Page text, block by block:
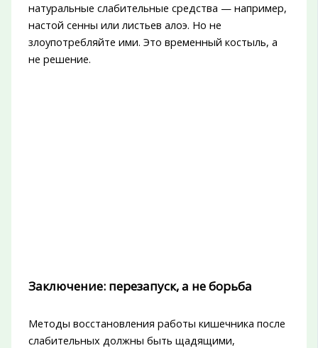
натуральные слабительные средства — например,
настой сенны или листьев алоэ. Но не
злоупотребляйте ими. Это временный костыль, а
не решение.
Заключение: перезапуск, а не борьба
Методы восстановления работы кишечника после
слабительных должны быть щадящими,